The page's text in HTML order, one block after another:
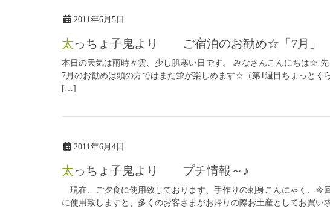
2011年6月5日
太っちょ子鬼より ご宿泊のお勧め☆「7月」
本日の天気は雨時々雲、少し肌寒い日です。 みなさんこんにちは☆ 先
7月のお勧めは頭の方ではまだ蛍が楽しめます☆（第1週目ちょっとく
[…]
2011年6月4日
太っちょ子鬼より プチ情報～♪
現在、ご夕食に使用致しております、手作りの刺身こんにゃく、
に使用致しますと、多くのお客さまがお帰りの際お土産としてお買